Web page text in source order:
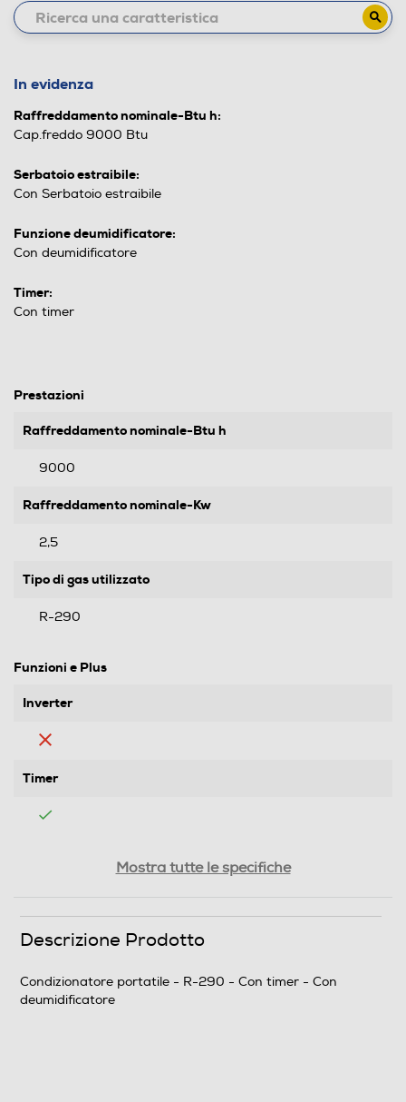
In evidenza
Raffreddamento nominale-Btu h:
Cap.freddo 9000 Btu
Serbatoio estraibile:
Con Serbatoio estraibile
Funzione deumidificatore:
Con deumidificatore
Timer:
Con timer
Prestazioni
Raffreddamento nominale-Btu h
9000
Raffreddamento nominale-Kw
2,5
Tipo di gas utilizzato
R-290
Funzioni e Plus
Inverter
Timer
Mostra tutte le specifiche
Descrizione Prodotto
Condizionatore portatile - R-290 - Con timer - Con
deumidificatore